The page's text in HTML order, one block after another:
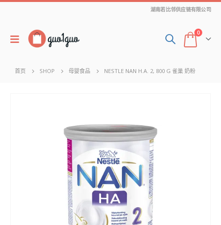
湖南若比邻供应链有限公司
0
首页 SHOP 母婴食品 NESTLE NAN H.A. 2, 800 G 雀巢 奶粉